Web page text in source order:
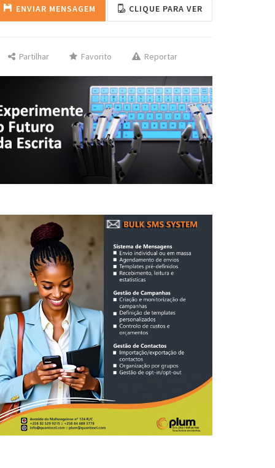
ENVIAR MENSAGEM CLIQUE PARA VER
Partilhar Favorito Reportar